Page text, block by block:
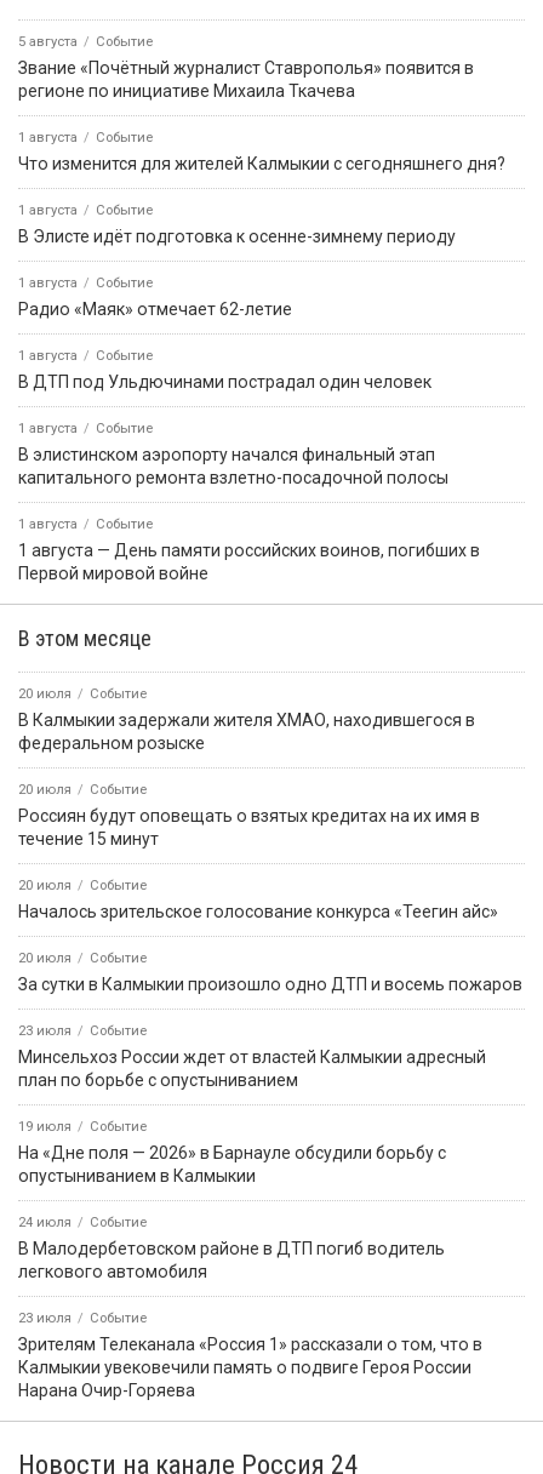
5 августа Событие
Звание «Почётный журналист Ставрополья» появится в
регионе по инициативе Михаила Ткачева
1 августа Событие
Что изменится для жителей Калмыкии с сегодняшнего дня?
1 августа Событие
В Элисте идёт подготовка к осенне-зимнему периоду
1 августа Событие
Радио «Маяк» отмечает 62-летие
1 августа Событие
В ДТП под Ульдючинами пострадал один человек
1 августа Событие
В элистинском аэропорту начался финальный этап
капитального ремонта взлетно-посадочной полосы
1 августа Событие
1 августа — День памяти российских воинов, погибших в
Первой мировой войне
В этом месяце
20 июля Событие
В Калмыкии задержали жителя ХМАО, находившегося в
федеральном розыске
20 июля Событие
Россиян будут оповещать о взятых кредитах на их имя в
течение 15 минут
20 июля Событие
Началось зрительское голосование конкурса «Теегин айс»
20 июля Событие
За сутки в Калмыкии произошло одно ДТП и восемь пожаров
23 июля Событие
Минсельхоз России ждет от властей Калмыкии адресный
план по борьбе с опустыниванием
19 июля Событие
На «Дне поля — 2026» в Барнауле обсудили борьбу с
опустыниванием в Калмыкии
24 июля Событие
В Малодербетовском районе в ДТП погиб водитель
легкового автомобиля
23 июля Событие
Зрителям Телеканала «Россия 1» рассказали о том, что в
Калмыкии увековечили память о подвиге Героя России
Нарана Очир-Горяева
Новости на канале Россия 24